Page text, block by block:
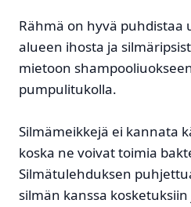
Rähmä on hyvä puhdistaa
alueen ihosta ja
mietoon
pumpulitukolla.
Silmämeikkejä ei kannata
koska ne voivat toimia
Silmätulehduksen
silmän kanssa